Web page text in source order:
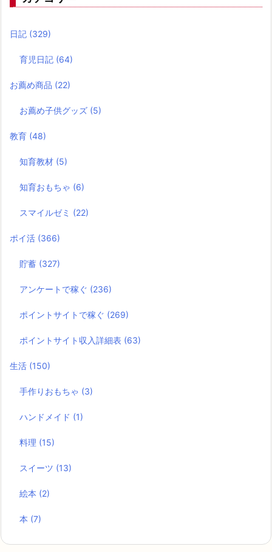
日記 (329)
育児日記 (64)
お薦め商品 (22)
お薦め子供グッズ (5)
教育 (48)
知育教材 (5)
知育おもちゃ (6)
スマイルゼミ (22)
ポイ活 (366)
貯蓄 (327)
アンケートで稼ぐ (236)
ポイントサイトで稼ぐ (269)
ポイントサイト収入詳細表 (63)
生活 (150)
手作りおもちゃ (3)
ハンドメイド (1)
料理 (15)
スイーツ (13)
絵本 (2)
本 (7)